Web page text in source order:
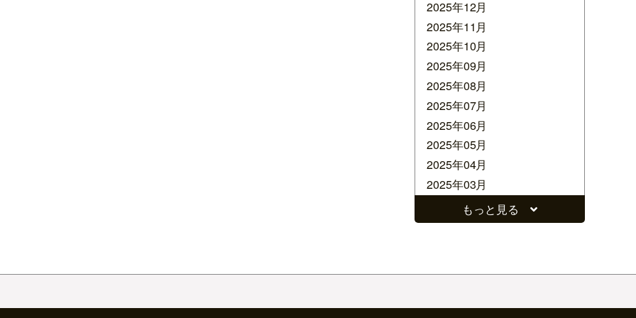
2025年12月
2025年11月
2025年10月
2025年09月
2025年08月
2025年07月
2025年06月
2025年05月
2025年04月
2025年03月
2025年02月
2025年01月
もっと見る